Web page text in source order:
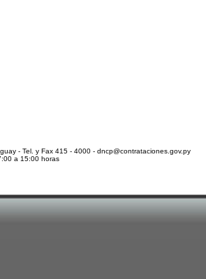
- Tel. y Fax 415 - 4000 - dncp@contrataciones.gov.py
a 15:00 horas